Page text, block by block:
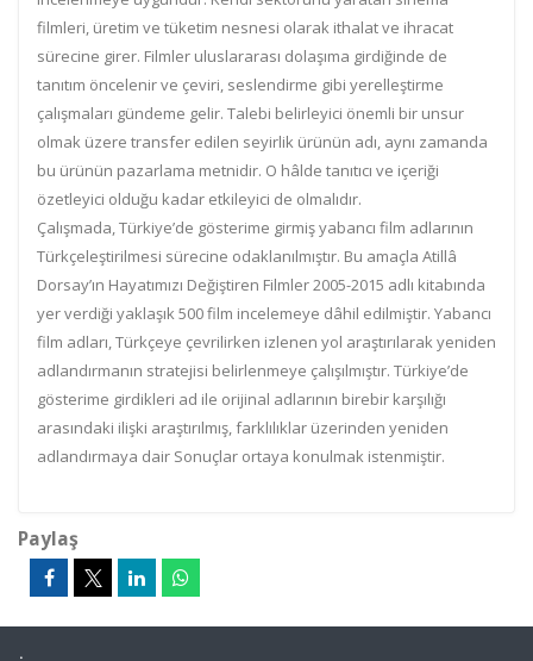
filmleri, üretim ve tüketim nesnesi olarak ithalat ve ihracat
sürecine girer. Filmler uluslararası dolaşıma girdiğinde de
tanıtım öncelenir ve çeviri, seslendirme gibi yerelleştirme
çalışmaları gündeme gelir. Talebi belirleyici önemli bir unsur
olmak üzere transfer edilen seyirlik ürünün adı, aynı zamanda
bu ürünün pazarlama metnidir. O hâlde tanıtıcı ve içeriği
özetleyici olduğu kadar etkileyici de olmalıdır.
Çalışmada, Türkiye’de gösterime girmiş yabancı film adlarının
Türkçeleştirilmesi sürecine odaklanılmıştır. Bu amaçla Atillâ
Dorsay’ın Hayatımızı Değiştiren Filmler 2005-2015 adlı kitabında
yer verdiği yaklaşık 500 film incelemeye dâhil edilmiştir. Yabancı
film adları, Türkçeye çevrilirken izlenen yol araştırılarak yeniden
adlandırmanın stratejisi belirlenmeye çalışılmıştır. Türkiye’de
gösterime girdikleri ad ile orijinal adlarının birebir karşılığı
arasındaki ilişki araştırılmış, farklılıklar üzerinden yeniden
adlandırmaya dair Sonuçlar ortaya konulmak istenmiştir.
Paylaş